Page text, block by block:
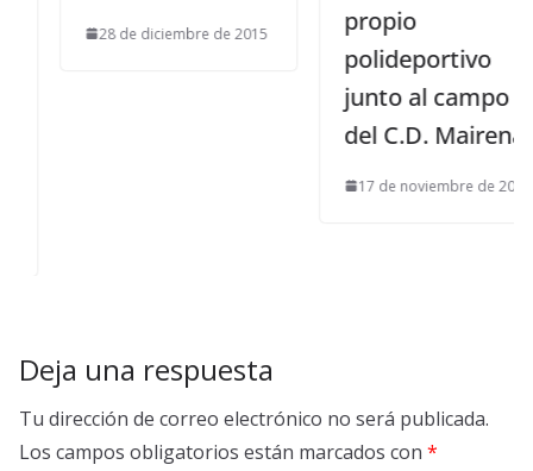
28 de diciembre de 2015
propio
polideportivo
junto al campo
del C.D. Mairena
17 de noviembre de 2011
Deja una respuesta
Tu dirección de correo electrónico no será publicada.
Los campos obligatorios están marcados con *